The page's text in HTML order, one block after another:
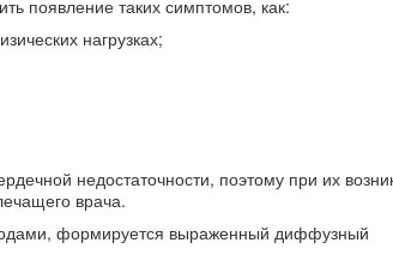
появление таких симптомов, как:
нагрузках;
недостаточности, поэтому при их
врача.
формируется выраженный диффузный